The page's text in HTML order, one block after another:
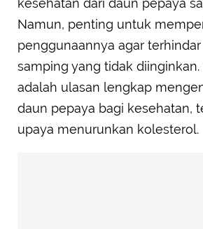
Namun, penting untuk
penggunaannya agar
samping yang tidak diinginkan.
adalah ulasan lengkap
daun pepaya bagi kesehatan,
upaya menurunkan kolesterol.